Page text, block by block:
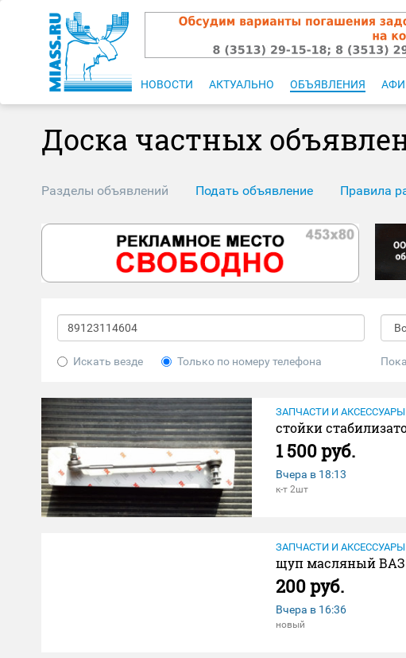
НОВОСТИ АКТУАЛЬНО ОБЪЯВЛЕНИЯ
Доска частных
Разделы объявлений Подать объявление Правила
Искать везде Только по номеру телефона
ЗАПЧАСТИ И
стойки
1 500 руб.
Вчера в 18:13
к-т 2шт
ЗАПЧАСТИ И
щуп масляный ВАЗ
200 руб.
Вчера в 16:36
новый